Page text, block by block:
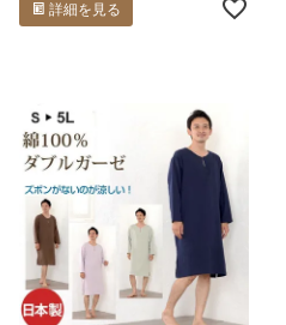
詳細を見る